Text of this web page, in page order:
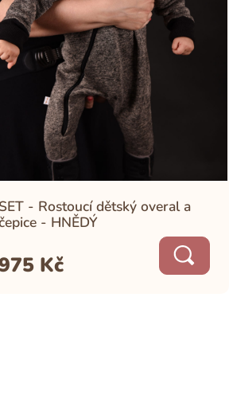
SET - Rostoucí dětský overal a
- HNĚDÝ
Kč